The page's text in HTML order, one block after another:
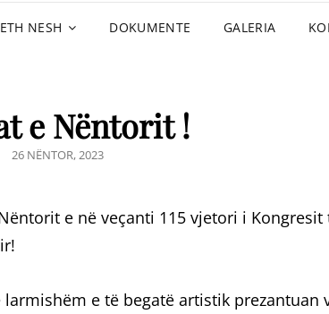
NESH DOKUMENTE GALERIA
e Nëntorit !
POSTED
26 NËNTOR, 2023
e në veçanti 115 vjetori i
e të begatë artistik prezantuan